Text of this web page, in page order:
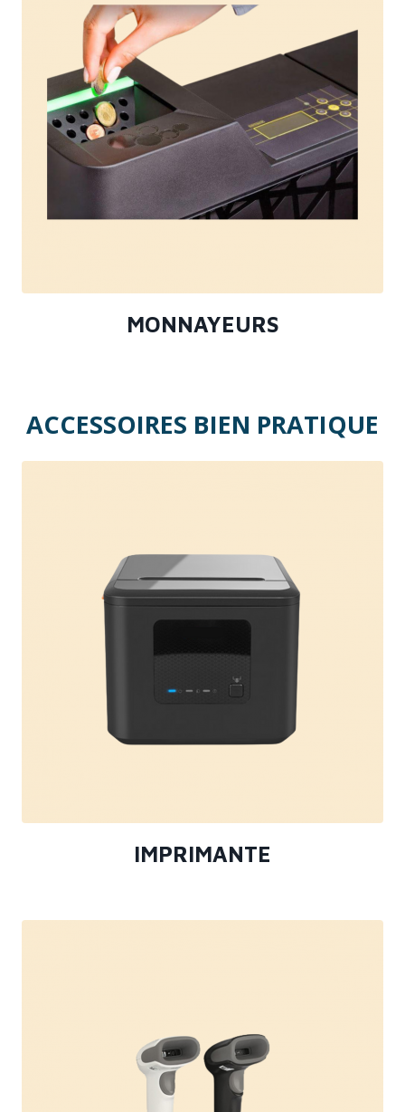
MONNAYEURS
ACCESSOIRES BIEN PRATIQUE
IMPRIMANTE